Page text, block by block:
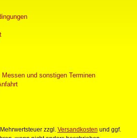
Messen und sonstigen Terminen
zzgl. Versandkosten und ggf.